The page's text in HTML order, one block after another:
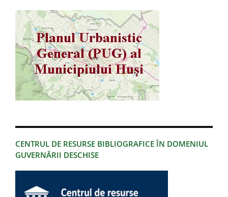
CENTRUL DE RESURSE BIBLIOGRAFICE ÎN DOMENIUL
GUVERNĂRII DESCHISE